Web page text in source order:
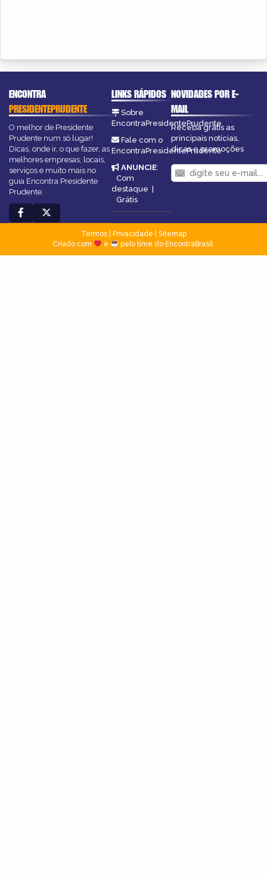
ENCONTRA
PRESIDENTEPRUDENTE
O melhor de Presidente
Prudente num só lugar!
Dicas, onde ir, o que fazer, as
melhores empresas, locais,
serviços e muito mais no
guia Encontra Presidente
Prudente.
LINKS RÁPIDOS
Sobre
EncontraPresidentePrudente
Fale com o
EncontraPresidentePrudente
ANUNCIE:
Com
destaque
Grátis
NOVIDADES POR E-
MAIL
Receba grátis as
principais notícias,
dicas e promoções
Termos| Privacidade
Sitemap
Criado com
e pelo time do EncontraBrasil